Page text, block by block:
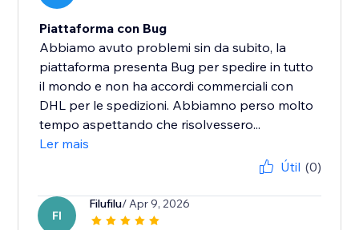
Piattaforma con Bug
Abbiamo avuto problemi sin da subito, la
piattaforma presenta Bug per spedire in tutto
il mondo e non ha accordi commerciali con
DHL per le spedizioni. Abbiamno perso molto
tempo aspettando che risolvessero...
Ler mais
Útil (0)
FI
Filufilu/ Apr 9, 2026